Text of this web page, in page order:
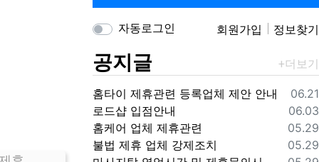
자동로그인 회원가입 정보찾기
공지글
등록
06.21
홈타이 제휴관련 등록업체 제안 안내
등록
06.03
로드샵 입점안내
등록
05.29
홈케어 업체 제휴관련
등록
05.29
불법 제휴 업체 강제조치